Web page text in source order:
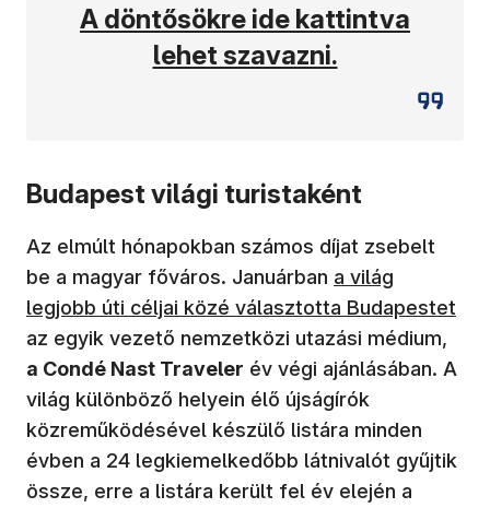
(új ablakban nyílik meg)
A döntősökre ide kattintva
lehet szavazni.
Budapest világi turistaként
Az elmúlt hónapokban számos díjat zsebelt
be a magyar főváros. Januárban (új ablakban
a világ
legjobb úti céljai közé választotta Budapestet
az egyik vezető nemzetközi utazási médium,
a Condé Nast Traveler év végi ajánlásában. A
világ különböző helyein élő újságírók
közreműködésével készülő listára minden
évben a 24 legkiemelkedőbb látnivalót gyűjtik
össze, erre a listára került fel év elején a